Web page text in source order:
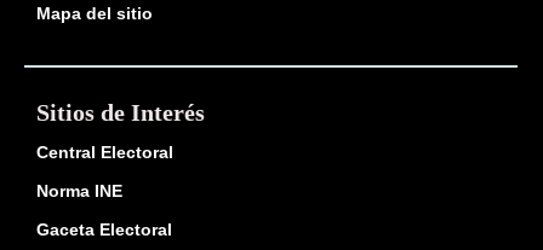
Mapa del sitio
Sitios de Interés
Central Electoral
Norma INE
Gaceta Electoral